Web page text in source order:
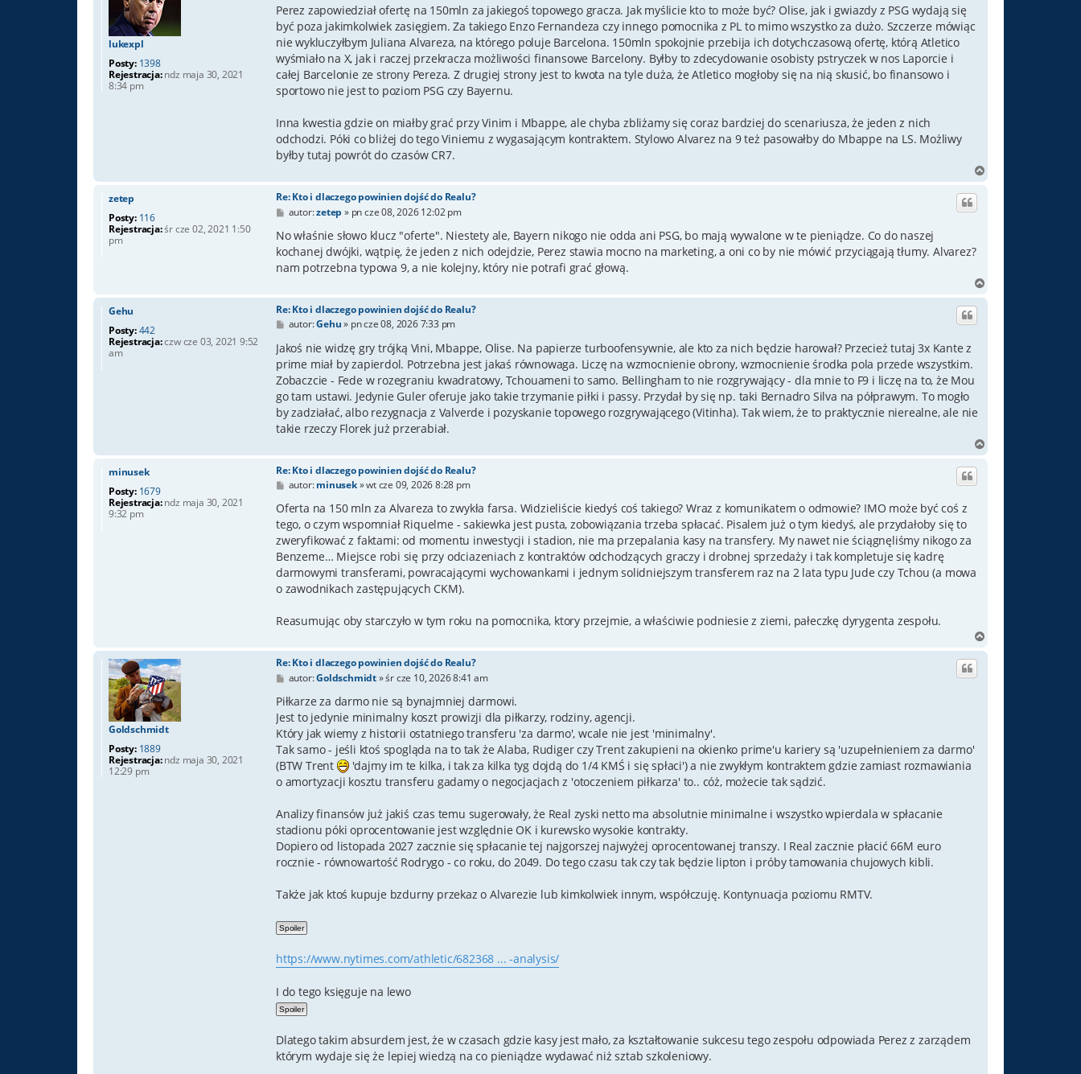
lukexpl
Posty: 1398
Rejestracja:ndz maja 30, 2021
8:34 pm
s
Perez zapowiedział ofertę na 150mln za jakiegoś topowego gracza. Jak myślicie kto to może być? Olise, jak i gwiazdy z PSG wydają się
być poza jakimkolwiek zasięgiem. Za takiego Enzo Fernandeza czy innego pomocnika z PL to mimo wszystko za dużo. Szczerze mówiąc
nie wykluczyłbym Juliana Alvareza, na którego poluje Barcelona. 150mln spokojnie przebija ich dotychczasową ofertę, którą Atletico
wyśmiało na X, jak i raczej przekracza możliwości finansowe Barcelony. Byłby to zdecydowanie osobisty pstryczek w nos Laporcie i
całej Barcelonie ze strony Pereza. Z drugiej strony jest to kwota na tyle duża, że Atletico mogłoby się na nią skusić, bo finansowo i
sportowo nie jest to poziom PSG czy Bayernu.
Inna kwestia gdzie on miałby grać przy Vinim i Mbappe, ale chyba zbliżamy się coraz bardziej do scenariusza, że jeden z nich
odchodzi. Póki co bliżej do tego Viniemu z wygasającym kontraktem. Stylowo Alvarez na 9 też pasowałby do Mbappe na LS. Możliwy
byłby tutaj powrót do czasów CR7.
zetep
Posty: 116
Rejestracja:śr cze 02, 2021 1:50
pm
Re: Kto i dlaczego powinien dojść do Realu?
P
s
autor:zetep » pn cze 08, 2026 12:02 pm
No właśnie słowo klucz "oferte". Niestety ale, Bayern nikogo nie odda ani PSG, bo mają wywalone w te pieniądze. Co do naszej
kochanej dwójki, wątpię, że jeden z nich odejdzie, Perez stawia mocno na marketing, a oni co by nie mówić przyciągają tłumy. Alvarez?
nam potrzebna typowa 9, a nie kolejny, który nie potrafi grać głową.
Gehu
Posty:442
Rejestracja:czw cze 03, 2021 9:52
am
Re: Kto i dlaczego powinien dojść do Realu?
P
s
autor:Gehu» pn cze 08, 2026 7:33 pm
Jakoś nie widzę gry trójką Vini, Mbappe, Olise. Na papierze turboofensywnie, ale kto za nich będzie harował? Przecież tutaj 3x Kante z
prime miał by zapierdol. Potrzebna jest jakaś równowaga. Liczę na wzmocnienie obrony, wzmocnienie środka pola przede wszystkim.
Zobaczcie - Fede w rozegraniu kwadratowy, Tchouameni to samo. Bellingham to nie rozgrywający - dla mnie to F9 i liczę na to, że Mou
go tam ustawi. Jedynie Guler oferuje jako takie trzymanie piłki i passy. Przydał by się np. taki Bernadro Silva na półprawym. To mogło
by zadziałać, albo rezygnacja z Valverde i pozyskanie topowego rozgrywającego (Vitinha). Tak wiem, że to praktycznie nierealne, ale nie
takie rzeczy Florek już przerabiał.
minusek
Posty: 1679
Rejestracja:ndz maja 30, 2021
9:32 pm
Re: Kto i dlaczego powinien dojść do Realu?
P
s
autor:minusek»wt cze 09, 2026 8:28 pm
Oferta na 150 mln za Alvareza to zwykła farsa. Widzieliście kiedyś coś takiego? Wraz z komunikatem o odmowie? IMO może być coś z
tego, o czym wspomniał Riquelme - sakiewka jest pusta, zobowiązania trzeba spłacać. Pisalem już o tym kiedyś, ale przydałoby się to
zweryfikować z faktami: od momentu inwestycji i stadion, nie ma przepalania kasy na transfery. My nawet nie ściągnęliśmy nikogo za
Benzeme… Miejsce robi się przy odciazeniach z kontraktów odchodzących graczy i drobnej sprzedaży i tak kompletuje się kadrę
darmowymi transferami, powracającymi wychowankami i jednym solidniejszym transferem raz na 2 lata typu Jude czy Tchou (a mowa
o zawodnikach zastępujących CKM).
Reasumując oby starczyło w tym roku na pomocnika, ktory przejmie, a właściwie podniesie z ziemi, pałeczkę dyrygenta zespołu.
Goldschmidt
Posty: 1889
Rejestracja:ndz maja 30, 2021
12:29 pm
Re: Kto i dlaczego powinien dojść do Realu?
P
s
autor:Goldschmidt»śr cze 10, 2026 8:41 am
Piłkarze za darmo nie są bynajmniej darmowi.
Jest to jedynie minimalny koszt prowizji dla piłkarzy, rodziny, agencji.
Który jak wiemy z historii ostatniego transferu 'za darmo', wcale nie jest 'minimalny'.
Tak samo - jeśli ktoś spogląda na to tak że Alaba, Rudiger czy Trent zakupieni na okienko prime'u kariery są 'uzupełnieniem za darmo'
(BTW Trent
'dajmy im te kilka, i tak za kilka tyg dojdą do 1/4 KMŚ i się spłaci') a nie zwykłym kontraktem gdzie zamiast rozmawiania
o amortyzacji kosztu transferu gadamy o negocjacjach z 'otoczeniem piłkarza' to.. cóż, możecie tak sądzić.
Analizy finansów już jakiś czas temu sugerowały, że Real zyski netto ma absolutnie minimalne i wszystko wpierdala w spłacanie
stadionu póki oprocentowanie jest względnie OK i kurewsko wysokie kontrakty.
Dopiero od listopada 2027 zacznie się spłacanie tej najgorszej najwyżej oprocentowanej transzy. I Real zacznie płacić 66M euro
rocznie - równowartość Rodrygo - co roku, do 2049. Do tego czasu tak czy tak będzie lipton i próby tamowania chujowych kibli.
Także jak ktoś kupuje bzdurny przekaz o Alvarezie lub kimkolwiek innym, współczuję. Kontynuacja poziomu RMTV.
https://www.nytimes.com/athletic/682368 ... -analysis/
I do tego księguje na lewo
Dlatego takim absurdem jest, że w czasach gdzie kasy jest mało, za kształtowanie sukcesu tego zespołu odpowiada Perez z zarządem
którym wydaje się że lepiej wiedzą na co pieniądze wydawać niż sztab szkoleniowy.